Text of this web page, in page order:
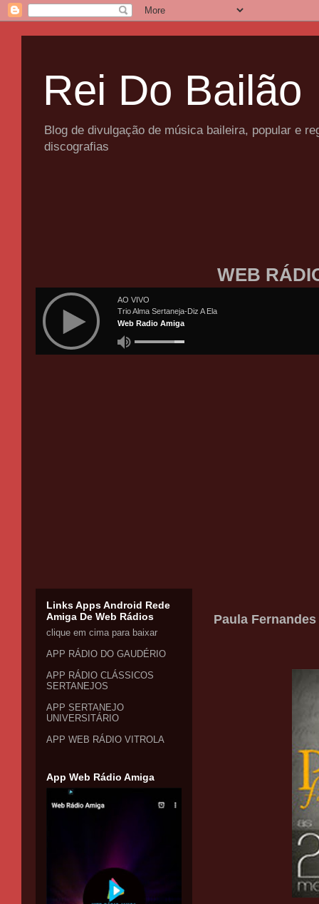
Rei Do Bailão
Blog de divulgação de música baileira, popular e
discografias
WEB
Paula
Links Apps Android Rede
Amiga De Web Rádios
clique em cima para baixar
APP RÁDIO DO GAUDÉRIO
APP RÁDIO CLÁSSICOS
SERTANEJOS
APP SERTANEJO
UNIVERSITÁRIO
APP WEB RÁDIO VITROLA
App Web Rádio Amiga